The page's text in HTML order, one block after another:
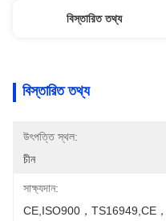
বিস্তারিত তথ্য
বিস্তারিত তথ্য
উৎপত্তি স্থল:
চীন
সাক্ষ্যদান:
CE,ISO900，TS16949,CE